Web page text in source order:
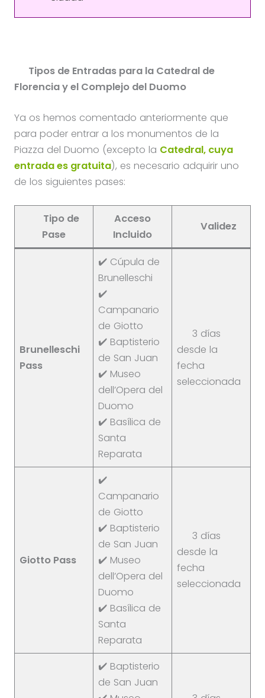
Tipos de Entradas para la Catedral de
Florencia y el Complejo del Duomo
Ya os hemos comentado anteriormente que
para poder entrar a los monumentos de la
Piazza del Duomo (excepto la Catedral, cuya
entrada es gratuita), es necesario adquirir uno
de los siguientes pases:
Tipo de
Pase
Acceso
Incluido
Validez
Brunelleschi
Pass
✔️ Cúpula de
Brunelleschi
✔️
Campanario
de Giotto
✔️ Baptisterio
de San Juan
✔️ Museo
dell’Opera del
Duomo
✔️ Basílica de
Santa
Reparata
3 días
desde la
fecha
seleccionada
Giotto Pass
✔️
Campanario
de Giotto
✔️ Baptisterio
de San Juan
✔️ Museo
dell’Opera del
Duomo
✔️ Basílica de
Santa
Reparata
3 días
desde la
fecha
seleccionada
✔️ Baptisterio
de San Juan